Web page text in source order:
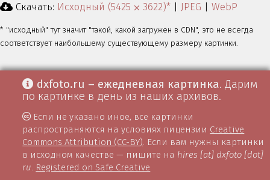
Скачать: Исходный (5425 ⨉ 3622)* JPEG WebP
* "исходный" тут значит "такой, какой загружен в CDN", это не всегда
соответствует наибольшему существующему размеру картинки.
dxfoto.ru – ежедневная картинка. Дарим
по картинке в день из наших архивов.
Если не указано иное, все картинки
распространяются на условиях лицензии Creative
Commons Attribution (CC-BY). Если вам нужны картинки
в исходном качестве — пишите на hires [at] dxfoto [dot]
ru. Registered on Safe Creative